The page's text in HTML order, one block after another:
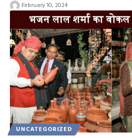
February 10, 2024
UNCATEGORIZED